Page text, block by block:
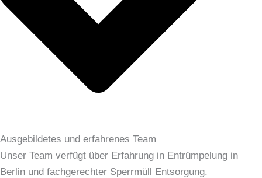
Ausgebildetes und erfahrenes Team
Unser Team verfügt über Erfahrung in Entrümpelung in
Berlin und fachgerechter Sperrmüll Entsorgung.